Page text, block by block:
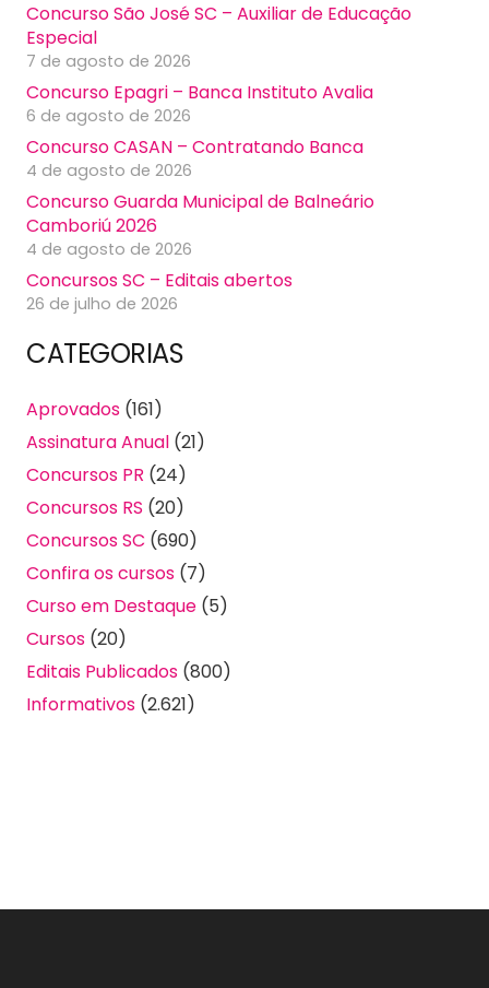
Concurso São José SC – Auxiliar de Educação
Especial
7 de agosto de 2026
Concurso Epagri – Banca Instituto Avalia
6 de agosto de 2026
Concurso CASAN – Contratando Banca
4 de agosto de 2026
Concurso Guarda Municipal de Balneário
Camboriú 2026
4 de agosto de 2026
Concursos SC – Editais abertos
26 de julho de 2026
CATEGORIAS
Aprovados (161)
Assinatura Anual (21)
Concursos PR (24)
Concursos RS (20)
Concursos SC (690)
Confira os cursos (7)
Curso em Destaque (5)
Cursos (20)
Editais Publicados (800)
Informativos (2.621)